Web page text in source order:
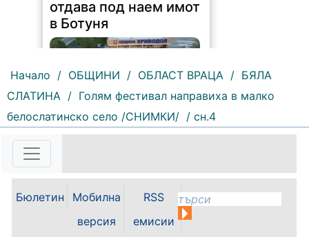
отдава под наем имот
в Ботуня
159 | 2026-08-07 11:30:54
ВРАЦА 3060 гр. Криводол, ул.
„Освобождение” № 13, тел.
09117/20-45, e-mail:
krivodol@mbox.is-bg.net ОБЯВА
На основание чл. 8, ал. 4,
чл. 14, ал. 7 от ЗОС; чл. 92, ал. 1...
Начало / ОБЩИНИ / ОБЛАСТ ВРАЦА / БЯЛА
СЛАТИНА / Голям фестивал направиха в малко
белослатинско село /СНИМКИ/ / сн.4
Бюлетин
Мобилна
версия
RSS
емисии